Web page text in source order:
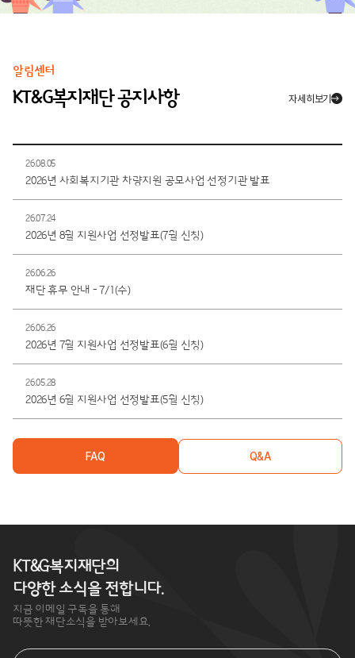
알림센터
KT&G복지재단 공지사항 자세히보기
26.08.05
2026년 사회복지기관 차량지원 공모사업 선정기관 발표
26.07.24
2026년 8월 지원사업 선정발표(7월 신청)
26.06.26
재단 휴무 안내 - 7/1(수)
26.06.26
2026년 7월 지원사업 선정발표(6월 신청)
26.05.28
2026년 6월 지원사업 선정발표(5월 신청)
FAQ Q&A
KT&G복지재단의
다양한 소식을 전합니다.
지금 이메일 구독을 통해
따뜻한 재단소식을 받아보세요.